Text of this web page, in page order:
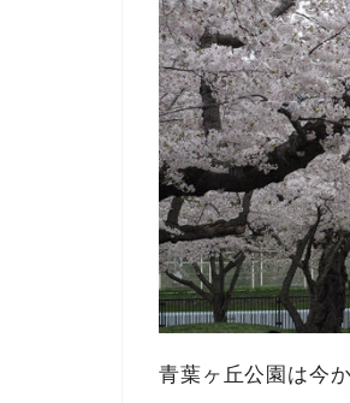
青葉ヶ丘公園は今